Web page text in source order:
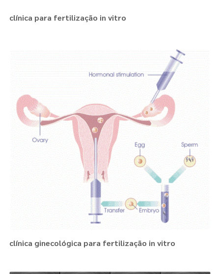
clínica para fertilização in vitro
clínica ginecológica para fertilização in vitro